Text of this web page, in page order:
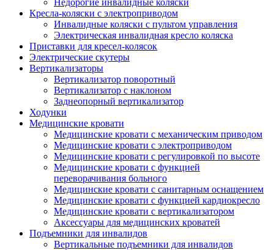
Недорогие инвалидные коляски
Кресла-коляски с электроприводом
Инвалидные коляски с пультом управления
Электрическая инвалидная кресло коляска
Приставки для кресел-колясок
Электрические скутеры
Вертикализаторы
Вертикализатор поворотный
Вертикализатор с наклоном
Заднеопорный вертикализатор
Ходунки
Медицинские кровати
Медицинские кровати с механическим приводом
Медицинские кровати с электроприводом
Медицинские кровати с регулировкой по высоте
Медицинские кровати с функцией
переворачивания больного
Медицинские кровати с санитарным оснащением
Медицинские кровати с функцией кардиокресло
Медицинские кровати с вертикализатором
Аксессуары для медицинских кроватей
Подъемники для инвалидов
Вертикальные подъемники для инвалидов